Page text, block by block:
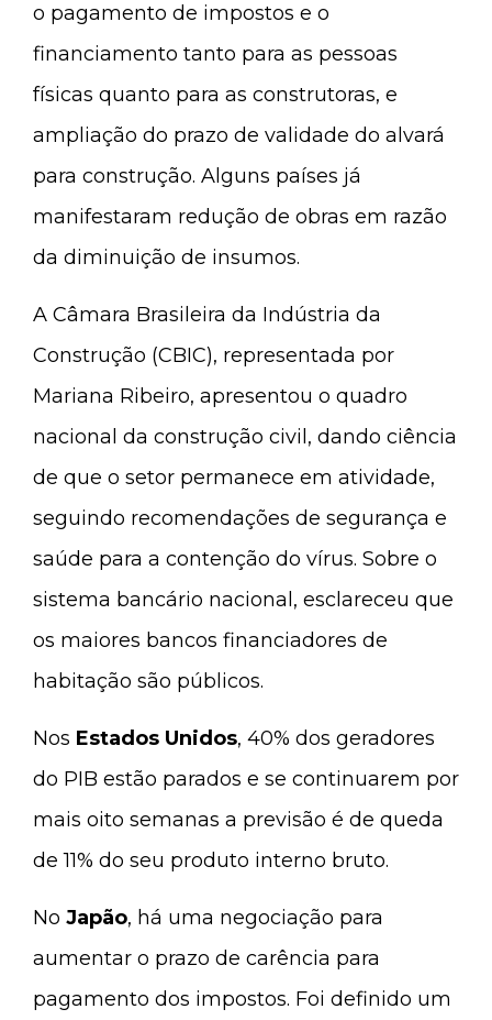
o pagamento de impostos e o
financiamento tanto para as pessoas
físicas quanto para as construtoras, e
ampliação do prazo de validade do alvará
para construção. Alguns países já
manifestaram redução de obras em razão
da diminuição de insumos.
A Câmara Brasileira da Indústria da
Construção (CBIC), representada por
Mariana Ribeiro, apresentou o quadro
nacional da construção civil, dando ciência
de que o setor permanece em atividade,
seguindo recomendações de segurança e
saúde para a contenção do vírus. Sobre o
sistema bancário nacional, esclareceu que
os maiores bancos financiadores de
habitação são públicos.
Nos Estados Unidos, 40% dos geradores
do PIB estão parados e se continuarem por
mais oito semanas a previsão é de queda
de 11% do seu produto interno bruto.
No Japão, há uma negociação para
aumentar o prazo de carência para
pagamento dos impostos. Foi definido um